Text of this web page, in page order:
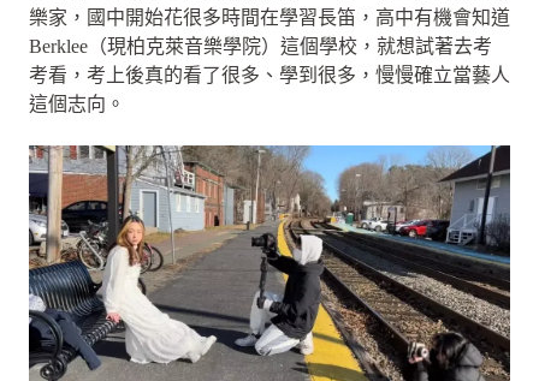
樂家，國中開始花很多時間在學習長笛，高中有機會知道
Berklee（現柏克萊音樂學院）這個學校，就想試著去考
考看，考上後真的看了很多、學到很多，慢慢確立當藝人
這個志向。